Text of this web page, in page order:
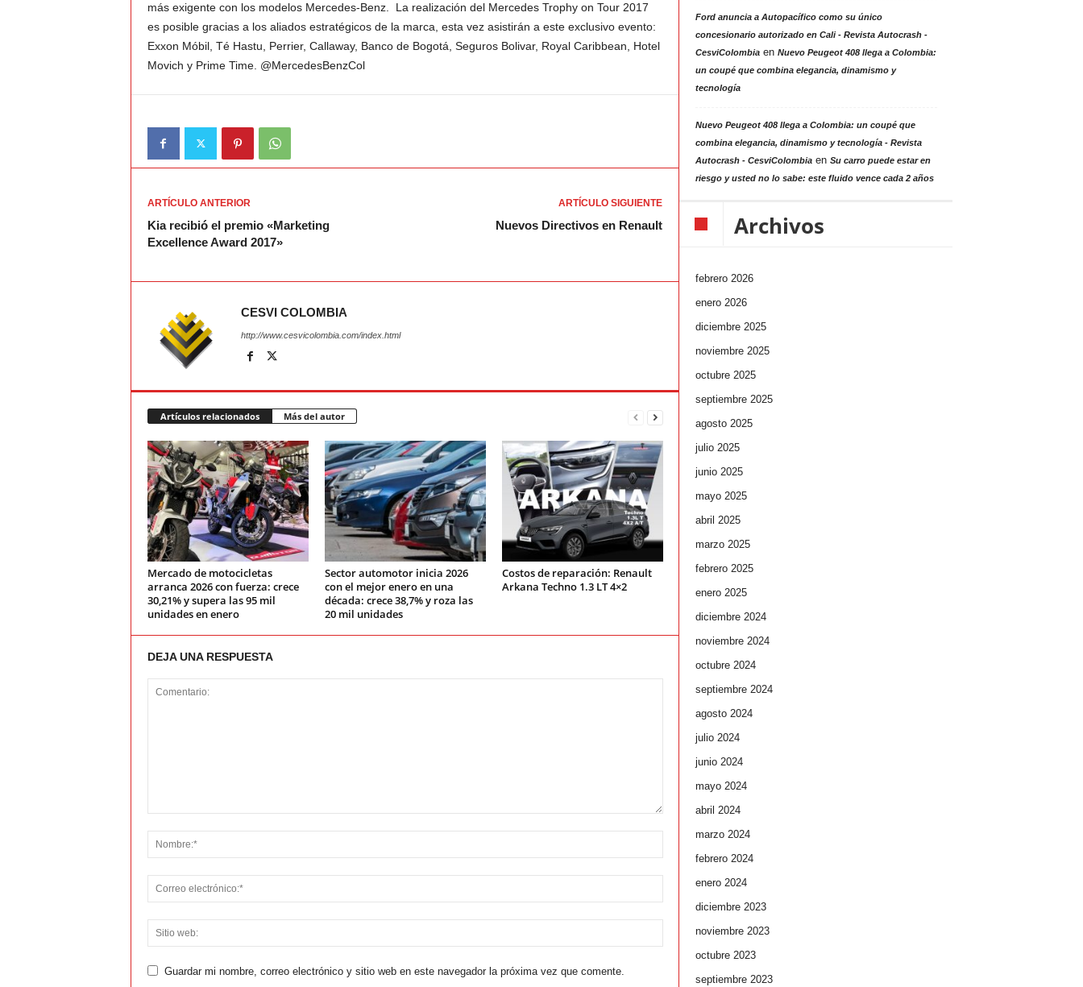
o
i
más exigente con los modelos Mercedes-Benz. La realización del Mercedes Trophy on Tour 2017
es posible gracias a los aliados estratégicos de la marca, esta vez asistirán a este exclusivo evento:
Exxon Móbil, Té Hastu, Perrier, Callaway, Banco de Bogotá, Seguros Bolivar, Royal Caribbean, Hotel
Movich y Prime Time. @MercedesBenzCol
ARTÍCULO ANTERIOR
Kia recibió el premio «Marketing
Excellence Award 2017»
ARTÍCULO SIGUIENTE
Nuevos Directivos en Renault
CESVI COLOMBIA
http://www.cesvicolombia.com/index.html
Artículos relacionados Más del autor
Mercado de motocicletas
arranca 2026 con fuerza: crece
30,21% y supera las 95 mil
unidades en enero
Sector automotor inicia 2026
con el mejor enero en una
década: crece 38,7% y roza las
20 mil unidades
Costos de reparación: Renault
Arkana Techno 1.3 LT 4×2
DEJA UNA RESPUESTA
Guardar mi nombre, correo electrónico y sitio web en este navegador la próxima vez que comente.
Ford anuncia a Autopacífico como su único
concesionario autorizado en Cali - Revista Autocrash -
CesviColombiaen Nuevo Peugeot 408 llega a Colombia:
un coupé que combina elegancia, dinamismo y
tecnología
Nuevo Peugeot 408 llega a Colombia: un coupé que
combina elegancia, dinamismo y tecnología - Revista
Autocrash - CesviColombiaen Su carro puede estar en
riesgo y usted no lo sabe: este fluido vence cada 2 años
Archivos
febrero 2026
enero 2026
diciembre 2025
noviembre 2025
octubre 2025
septiembre 2025
agosto 2025
julio 2025
junio 2025
mayo 2025
abril 2025
marzo 2025
febrero 2025
enero 2025
diciembre 2024
noviembre 2024
octubre 2024
septiembre 2024
agosto 2024
julio 2024
junio 2024
mayo 2024
abril 2024
marzo 2024
febrero 2024
enero 2024
diciembre 2023
noviembre 2023
octubre 2023
septiembre 2023